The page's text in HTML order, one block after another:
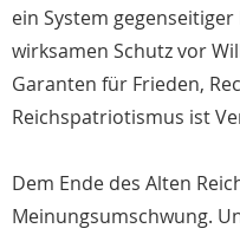
ein System
wirksamen Schutz vor
Garanten für Frieden,
Reichspatriotismus ist
Dem Ende des Alten
Meinungsumschwung.